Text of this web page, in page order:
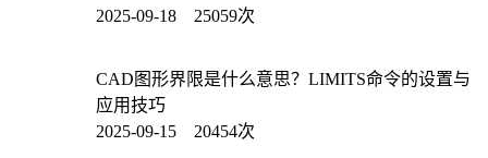
2025-09-18 25059次
CAD图形界限是什么意思？LIMITS命令的设置与
应用技巧
2025-09-15 20454次